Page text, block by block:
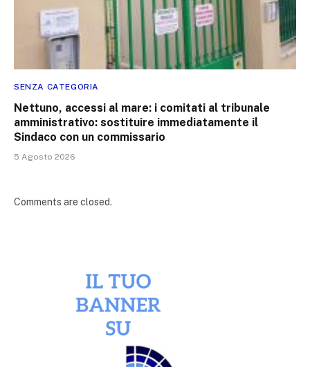
SENZA CATEGORIA
Nettuno, accessi al mare: i comitati al tribunale
amministrativo: sostituire immediatamente il
Sindaco con un commissario
5 Agosto 2026
Comments are closed.